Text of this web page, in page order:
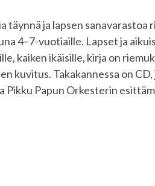
täynnä ja lapsen sanavarastoa
4–7-vuotiaille. Lapset ja
kaiken ikäisille, kirja on
kuvitus. Takakannessa on
Pikku Papun Orkesterin